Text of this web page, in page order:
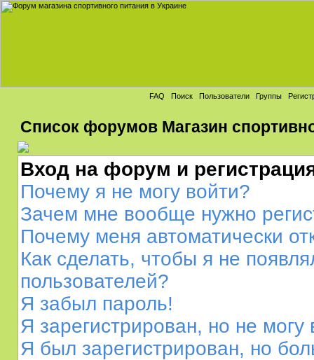
FAQ Поиск Пользователи Группы
Список форумов Магазин
Вход на форум и
Почему я не могу войти?
Зачем мне вообще нужно
Почему меня автоматически
Как сделать, чтобы я не
пользователей?
Я забыл пароль!
Я зарегистрирован, но не могу
Я был зарегистрирован, но